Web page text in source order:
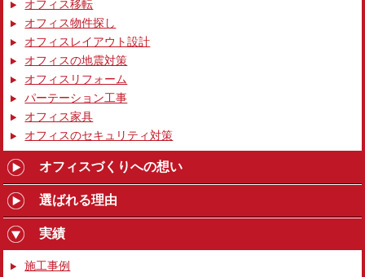
オフィス移転
オフィス物件探し
オフィスレイアウト設計
オフィスの地震対策
オフィスリフォーム
パーテーション工事
オフィス家具
オフィスのセキュリティ対策
オフィスづくりへの想い
選ばれる理由
実績
施工事例